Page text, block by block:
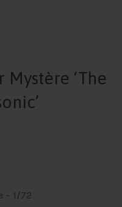
Mystère ‘The
– 1/72